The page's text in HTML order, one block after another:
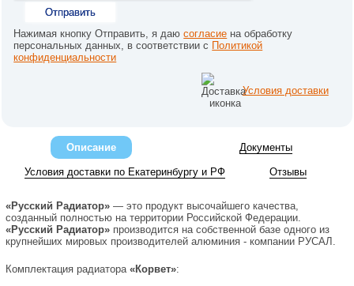
Отправить
Нажимая кнопку Отправить, я даюсогласие на обработку
персональных данных, в соответствии с Политикой
конфиденциальности
Условия доставки
Описание Документы
Условия доставки по Екатеринбургу и РФ Отзывы
«Русский Радиатор»— это продукт высочайшего качества,
созданный полностью на территории Российской Федерации.
«Русский Радиатор»производится на собственной базе одного из
крупнейших мировых производителей алюминия - компании РУСАЛ.
Комплектация радиатора «Корвет»: